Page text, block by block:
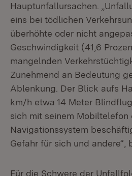
Hauptunfallursachen.
eins bei tödlichen
überhöhte oder nicht
Geschwindigkeit (41,6
mangelnden
Zunehmend an Bedeutung
Ablenkung. Der Blick aufs
km/h etwa 14 Meter
sich mit seinem Mobiltelefon
Navigationssystem
Gefahr für sich und andere“,
Für die Schwere der